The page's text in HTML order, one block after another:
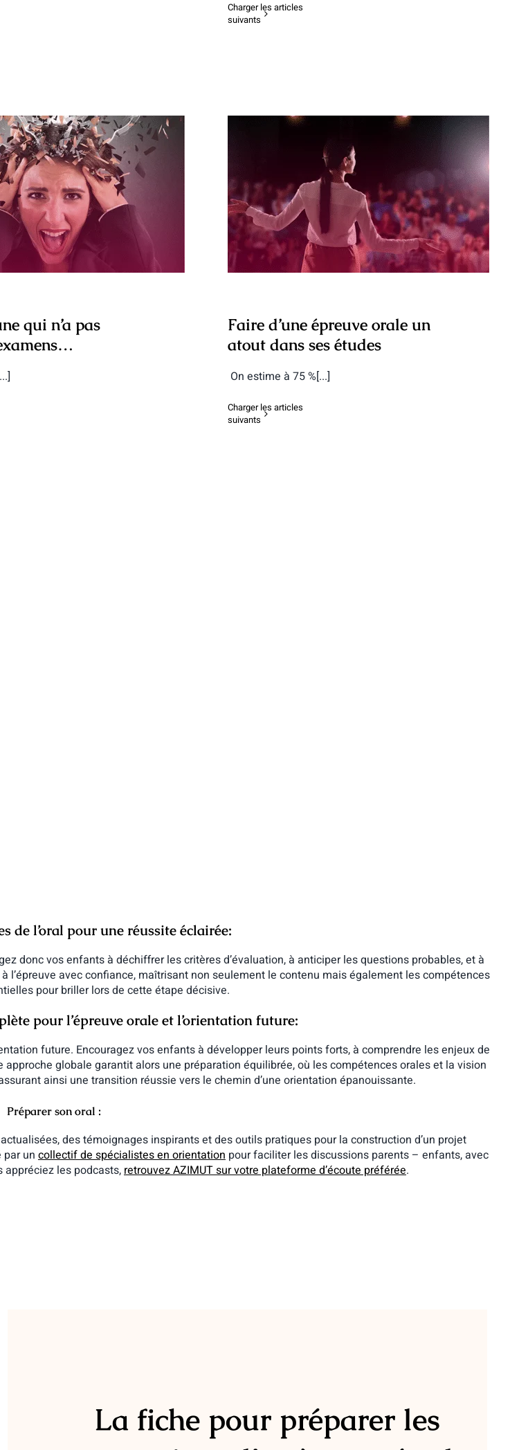
Charger les articles
suivants
qui n’a pas réussi ses
examens…
qui n’a pas
Faire d’une épreuve orale un atout
dans ses études
Faire d’une épreuve orale un
atout dans ses études
On estime à 75 %[...]
Charger les articles
suivants
de l’oral pour une réussite éclairée:
donc vos enfants à déchiffrer les critères d’évaluation, à anticiper les questions probables, et à
avec confiance, maîtrisant non seulement le contenu mais également les compétences
pour briller lors de cette étape décisive.
pour l’épreuve orale et l’orientation future:
future. Encouragez vos enfants à développer leurs points forts, à comprendre les enjeux de
globale garantit alors une préparation équilibrée, où les compétences orales et la vision
ainsi une transition réussie vers le chemin d’une orientation épanouissante.
Préparer son oral :
des témoignages inspirants et des outils pratiques pour la construction d’un projet
par un collectif de spécialistes en orientation pour faciliter les discussions parents – enfants, avec
appréciez les podcasts,retrouvez AZIMUT sur votre plateforme d’écoute préférée.
La fiche pour préparer les